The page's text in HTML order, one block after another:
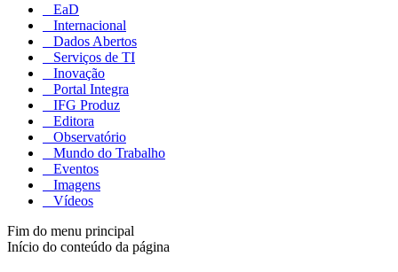
EaD
Internacional
Dados Abertos
Serviços de TI
Inovação
Portal Integra
IFG Produz
Editora
Observatório
Mundo do Trabalho
Eventos
Imagens
Vídeos
Fim do menu principal
Início do conteúdo da página